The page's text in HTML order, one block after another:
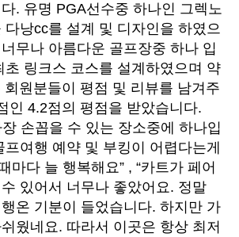
. 유명 PGA선수중 하나인 그렉노
다낭cc를 설계 및 디자인을 하였으
무나 아름다운 골프장중 하나 입
초 링크스 코스를 설계하였으며 약
회원분들이 평점 및 리뷰를 남겨주
인 4.2점의 평점을 받았습니다.
손꼽을 수 있는 장소중에 하나입
프여행 예약 및 부킹이 어렵다는게
마다 늘 행복해요” , “카트가 페어
있어서 너무나 좋았어요. 정말
온 기분이 들었습니다. 하지만 가
웠네요. 따라서 이곳은 항상 최저